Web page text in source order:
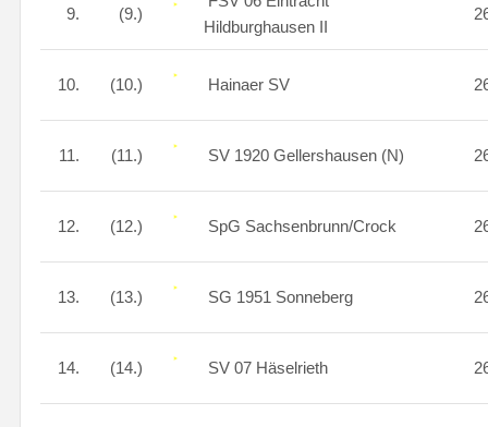
9. (9.)
Hildburghausen II
10. (10.) Hainaer SV
11. (11.) SV 1920 Gellershausen (N)
12. (12.) SpG Sachsenbrunn/Crock
13. (13.) SG 1951 Sonneberg
14. (14.) SV 07 Häselrieth